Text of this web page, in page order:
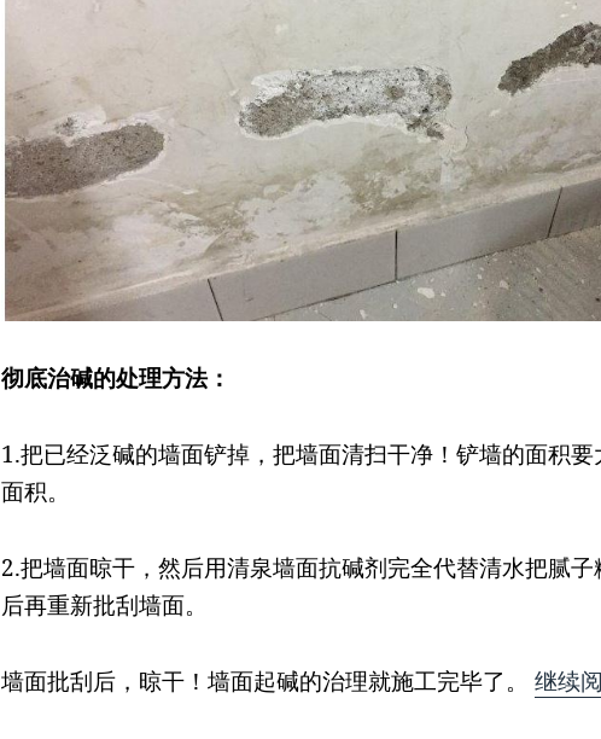
彻底治碱的处理方法：
1.把已经泛碱的墙面铲掉，把墙面清扫干净！铲墙的面积
面积。
2.把墙面晾干，然后用清泉墙面抗碱剂完全代替清水把腻
后再重新批刮墙面。
墙面批刮后，晾干！墙面起碱的治理就施工完毕了。 继续